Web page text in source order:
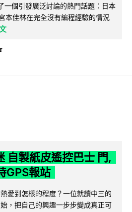
一個引發廣泛討論的熱門話題：日本
本佳林在完全沒有編程經驗的情況
自製紙皮遙控巴士 門,
GPS報站
愛到怎樣的程度？一位就讀中三的
，把自己的興趣一步步變成真正可